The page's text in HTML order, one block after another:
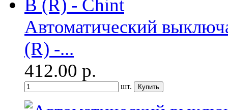
Автоматический
(R) -...
412.00 р.
шт.